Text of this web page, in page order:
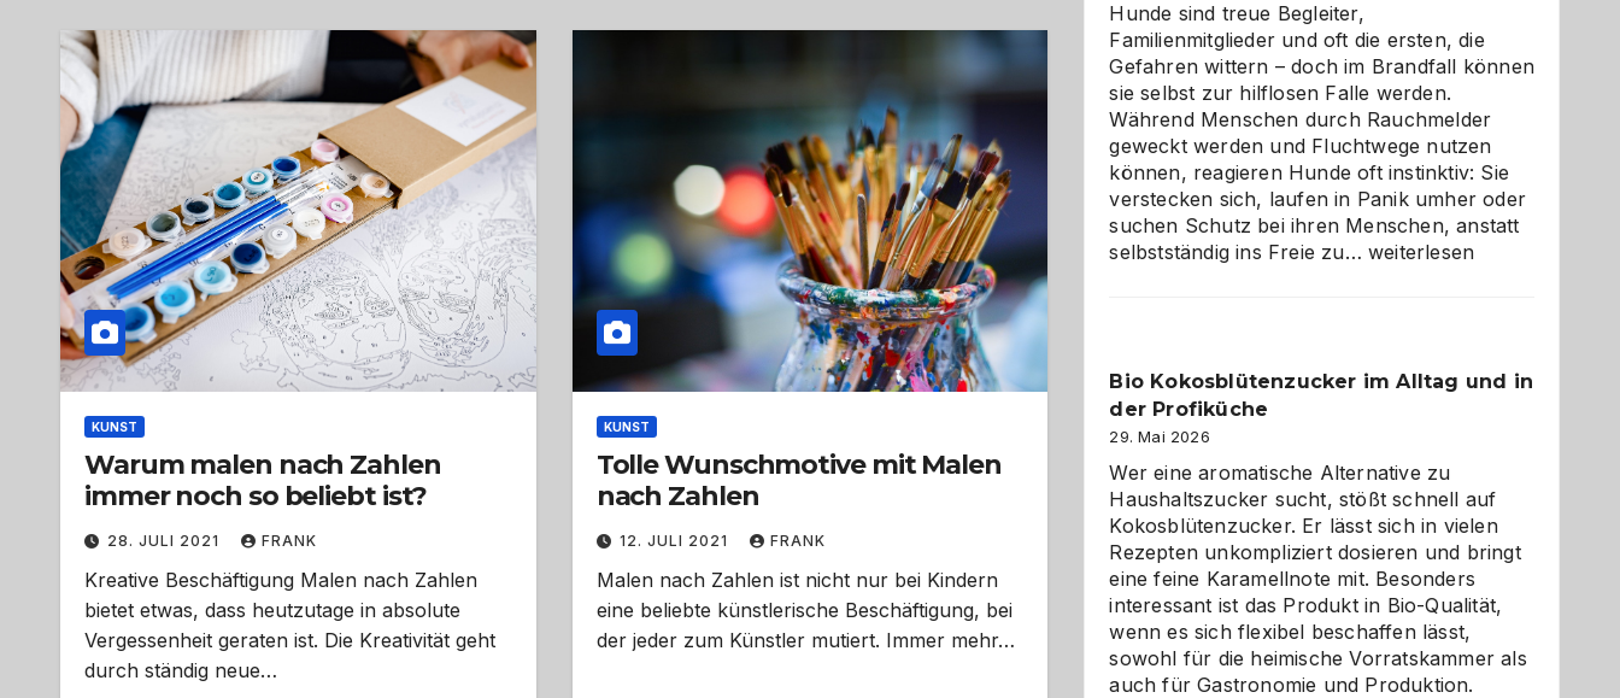
KUNST
Warum malen nach Zahlen
immer noch so beliebt ist?
28. JULI 2021 FRANK
Kreative Beschäftigung Malen nach Zahlen
bietet etwas, dass heutzutage in absolute
Vergessenheit geraten ist. Die Kreativität geht
durch ständig neue…
KUNST
Tolle Wunschmotive mit Malen
nach Zahlen
12. JULI 2021 FRANK
Malen nach Zahlen ist nicht nur bei Kindern
eine beliebte künstlerische Beschäftigung, bei
der jeder zum Künstler mutiert. Immer mehr…
Hunde sind treue Begleiter,
Familienmitglieder und oft die ersten, die
Gefahren wittern – doch im Brandfall können
sie selbst zur hilflosen Falle werden.
Während Menschen durch Rauchmelder
geweckt werden und Fluchtwege nutzen
können, reagieren Hunde oft instinktiv: Sie
verstecken sich, laufen in Panik umher oder
suchen Schutz bei ihren Menschen, anstatt
selbstständig ins Freie zu… Wenn
Gefahr
für
Hunde
im
eigenen
Zuhause
weiterlesen
Bio Kokosblütenzucker im Alltag und in
der Profiküche
29. Mai 2026
Wer eine aromatische Alternative zu
Haushaltszucker sucht, stößt schnell auf
Kokosblütenzucker. Er lässt sich in vielen
Rezepten unkompliziert dosieren und bringt
eine feine Karamellnote mit. Besonders
interessant ist das Produkt in Bio-Qualität,
wenn es sich flexibel beschaffen lässt,
sowohl für die heimische Vorratskammer als
auch für Gastronomie und Produktion.